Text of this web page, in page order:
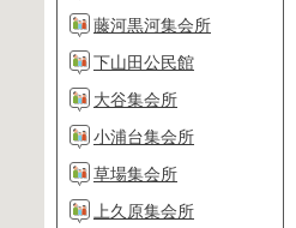
藤河黒河集会所
下山田公民館
大谷集会所
小浦台集会所
草場集会所
上久原集会所